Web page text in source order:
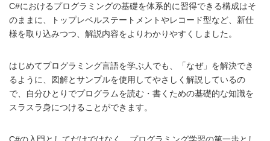
C#におけるプログラミングの基礎を体系的に習得できる構成はそ
のままに、トップレベルステートメントやレコード型など、新仕
様を取り込みつつ、解説内容をよりわかりやすくしました。
はじめてプログラミング言語を学ぶ人でも、「なぜ」を解決でき
るように、図解とサンプルを使用してやさしく解説しているの
で、自分ひとりでプログラムを読む・書くための基礎的な知識を
スラスラ身につけることができます。
C#の入門としてだけではなく、プログラミング学習の第一歩とし